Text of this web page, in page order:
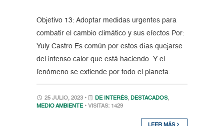
Objetivo 13: Adoptar medidas urgentes para
combatir el cambio climático y sus efectos Por:
Yuly Castro Es común por estos días quejarse
del intenso calor que está haciendo. Y el
fenómeno se extiende por todo el planeta:
25 JULIO, 2023 • DE INTERÉS, DESTACADOS,
MEDIO AMBIENTE • VISITAS: 1429